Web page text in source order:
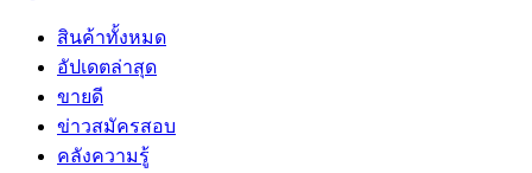
สินค้าทั้งหมด
อัปเดตล่าสุด
ขายดี
ข่าวสมัครสอบ
คลังความรู้